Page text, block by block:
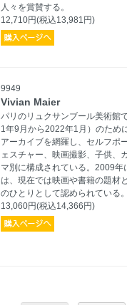
人々を賞賛する。
12,710円(税込13,981円)
9949
Vivian Maier
パリのリュクサンブール美術館
1年9月から2022年1月）のため
アーカイブを網羅し、セルフポ
ェスチャー、映画撮影、子供、
マ別に構成されている。2009
は、現在では映画や書籍の題材
のひとりとして認められている
13,060円(税込14,366円)